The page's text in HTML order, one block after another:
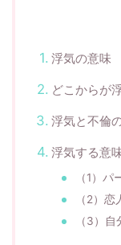
浮気の意味
どこからが
浮気と不倫
浮気する意
（1）
（2）
（3）